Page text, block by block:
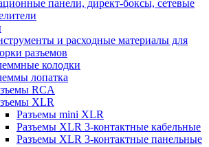
панели, директ-боксы, сетевые
и расходные материалы для
разъемов
колодки
лопатка
RCA
XLR
Разъемы mini XLR
Разъемы XLR 3-контактные кабельные
Разъемы XLR 3-контактные панельные